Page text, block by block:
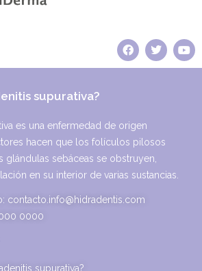
F
a
c
k
T
w
i
Y
o
u
supurativa?
es una enfermedad de origen
hacen que los folículos pilosos
glándulas sebáceas se obstruyen,
en su interior de varias sustancias.
contacto.info@hidradentis.com
0000
supurativa?